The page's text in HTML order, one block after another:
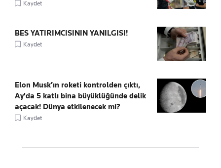
Kaydet
BES YATIRIMCISININ YANILGISI!
Kaydet
Elon Musk’ın roketi kontrolden çıktı,
Ay'da 5 katlı bina büyüklüğünde delik
açacak! Dünya etkilenecek mi?
Kaydet